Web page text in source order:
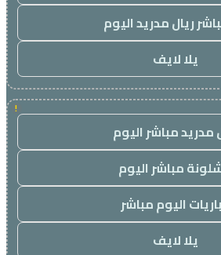
ريال مدريد اليوم
يلا لايف
!
مدريد مباشر اليوم
مباشر اليوم
اليوم مباشر
يلا لايف